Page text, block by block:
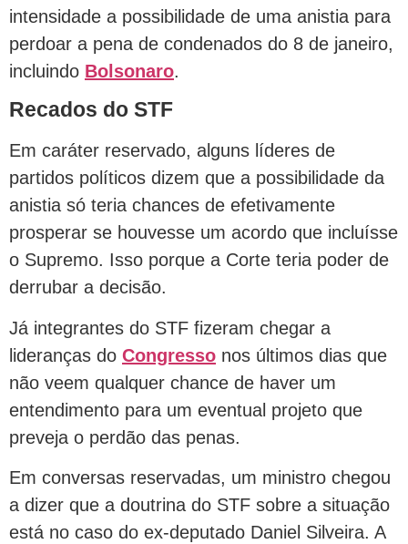
intensidade a possibilidade de uma anistia para
perdoar a pena de condenados do 8 de janeiro,
incluindo Bolsonaro.
Recados do STF
Em caráter reservado, alguns líderes de
partidos políticos dizem que a possibilidade da
anistia só teria chances de efetivamente
prosperar se houvesse um acordo que incluísse
o Supremo. Isso porque a Corte teria poder de
derrubar a decisão.
Já integrantes do STF fizeram chegar a
lideranças do Congresso nos últimos dias que
não veem qualquer chance de haver um
entendimento para um eventual projeto que
preveja o perdão das penas.
Em conversas reservadas, um ministro chegou
a dizer que a doutrina do STF sobre a situação
está no caso do ex-deputado Daniel Silveira. A